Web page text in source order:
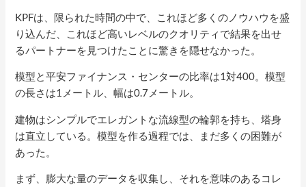
KPFは、限られた時間の中で、これほど多くのノウハウを盛
り込んだ、これほど高いレベルのクオリティで結果を出せ
るパートナーを見つけたことに驚きを隠せなかった。
模型と平安ファイナンス・センターの比率は1対400。模型
の長さは1メートル、幅は0.7メートル。
建物はシンプルでエレガントな流線型の輪郭を持ち、塔身
は直立している。模型を作る過程では、まだ多くの困難が
あった。
まず、膨大な量のデータを収集し、それを意味のあるコレ